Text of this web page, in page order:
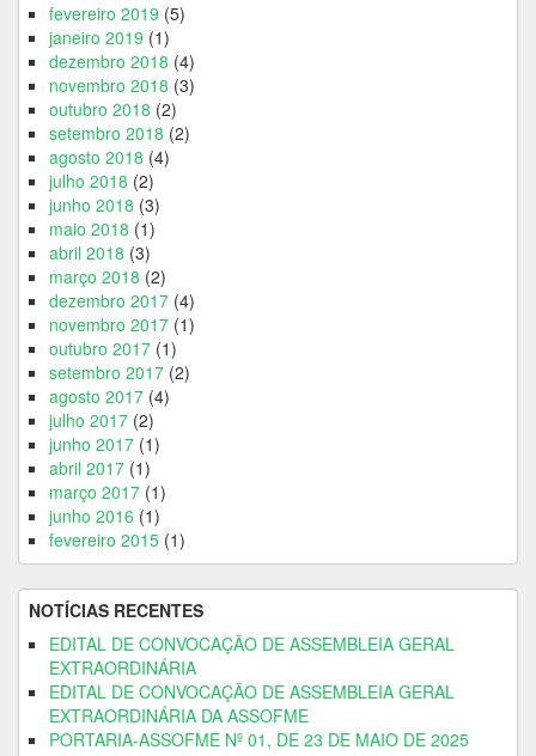
fevereiro 2019 (5)
janeiro 2019 (1)
dezembro 2018 (4)
novembro 2018 (3)
outubro 2018 (2)
setembro 2018 (2)
agosto 2018 (4)
julho 2018 (2)
junho 2018 (3)
maio 2018 (1)
abril 2018 (3)
março 2018 (2)
dezembro 2017 (4)
novembro 2017 (1)
outubro 2017 (1)
setembro 2017 (2)
agosto 2017 (4)
julho 2017 (2)
junho 2017 (1)
abril 2017 (1)
março 2017 (1)
junho 2016 (1)
fevereiro 2015 (1)
NOTÍCIAS RECENTES
EDITAL DE CONVOCAÇÃO DE ASSEMBLEIA GERAL
EXTRAORDINÁRIA
EDITAL DE CONVOCAÇÃO DE ASSEMBLEIA GERAL
EXTRAORDINÁRIA DA ASSOFME
PORTARIA-ASSOFME Nº 01, DE 23 DE MAIO DE 2025